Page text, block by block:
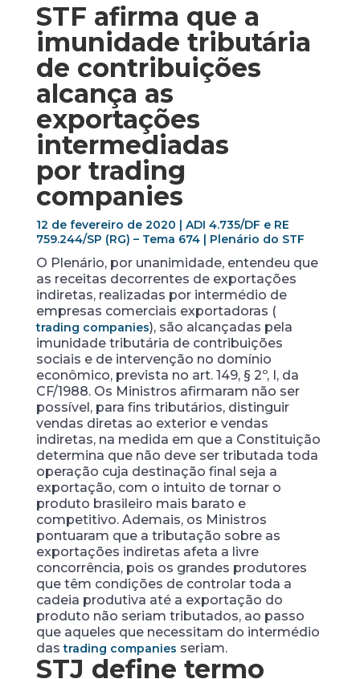
STF afirma que a
imunidade tributária
de contribuições
alcança as
exportações
intermediadas
por trading
companies
12 de fevereiro de 2020 | ADI 4.735/DF e RE
759.244/SP (RG) – Tema 674 | Plenário do STF
O Plenário, por unanimidade, entendeu que
as receitas decorrentes de exportações
indiretas, realizadas por intermédio de
empresas comerciais exportadoras (
trading companies), são alcançadas pela
imunidade tributária de contribuições
sociais e de intervenção no domínio
econômico, prevista no art. 149, § 2º, I, da
CF/1988. Os Ministros afirmaram não ser
possível, para fins tributários, distinguir
vendas diretas ao exterior e vendas
indiretas, na medida em que a Constituição
determina que não deve ser tributada toda
operação cuja destinação final seja a
exportação, com o intuito de tornar o
produto brasileiro mais barato e
competitivo. Ademais, os Ministros
pontuaram que a tributação sobre as
exportações indiretas afeta a livre
concorrência, pois os grandes produtores
que têm condições de controlar toda a
cadeia produtiva até a exportação do
produto não seriam tributados, ao passo
que aqueles que necessitam do intermédio
dastrading companies seriam.
STJ define termo